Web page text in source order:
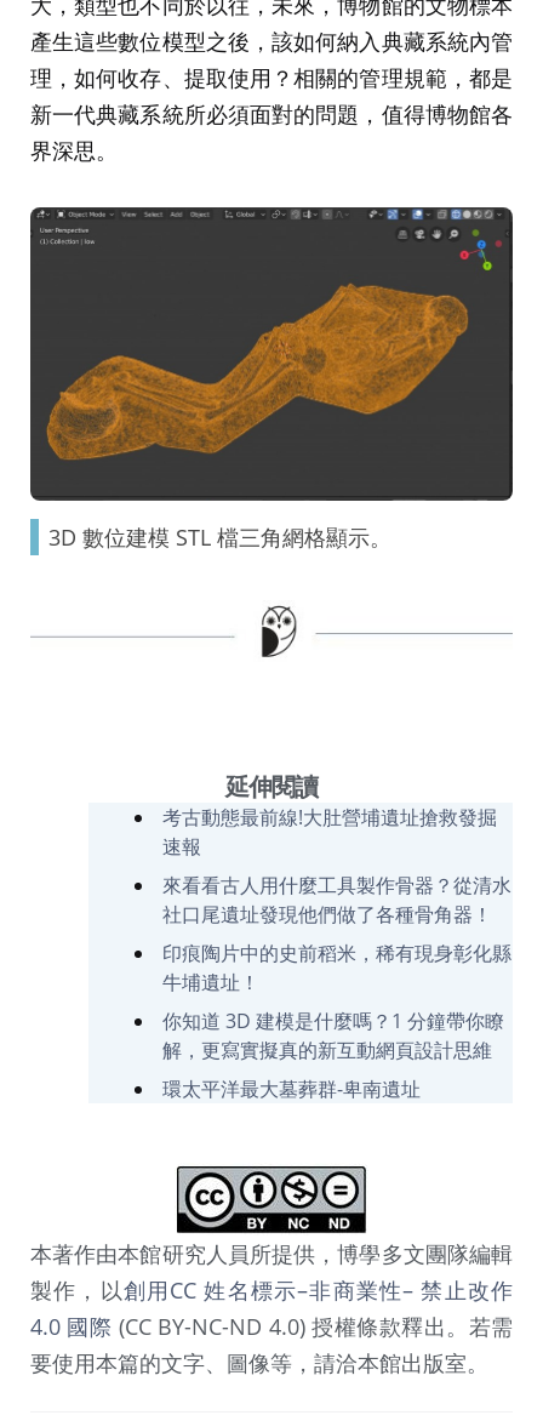
產生這些數位模型之後，該如何納入典藏系統內管
理，如何收存、提取使用？相關的管理規範，都是
新一代典藏系統所必須面對的問題，值得博物館各
界深思。
3D 數位建模 STL 檔三角網格顯示。
延伸閱讀
考古動態最前線!大肚營埔遺址搶救發掘
速報
來看看古人用什麼工具製作骨器？從清水
社口尾遺址發現他們做了各種骨角器！
印痕陶片中的史前稻米，稀有現身彰化縣
牛埔遺址！
你知道 3D 建模是什麼嗎？1 分鐘帶你瞭
解，更寫實擬真的新互動網頁設計思維
環太平洋最大墓葬群-卑南遺址
本著作由本館研究人員所提供，博學多文團隊編輯
製作，以創用CC 姓名標示–非商業性– 禁止改作
4.0 國際 (CC BY-NC-ND 4.0) 授權條款釋出。若需
要使用本篇的文字、圖像等，請洽本館出版室。